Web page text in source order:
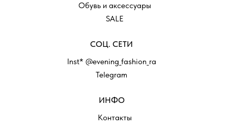
Inst* @evening_fashion_ra
Telegram
СОЦ. СЕТИ
Контакты
ИНФО
Обувь и аксессуары
SALE